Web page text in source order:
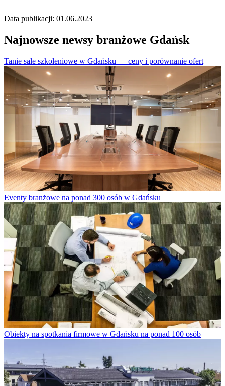
Data publikacji: 01.06.2023
Najnowsze newsy branżowe Gdańsk
Tanie sale szkoleniowe w Gdańsku — ceny i porównanie ofert
Eventy branżowe na ponad 300 osób w Gdańsku
Obiekty na spotkania firmowe w Gdańsku na ponad 100 osób